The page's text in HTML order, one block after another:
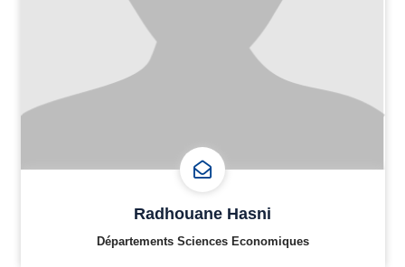
Radhouane Hasni
Départements Sciences Economiques